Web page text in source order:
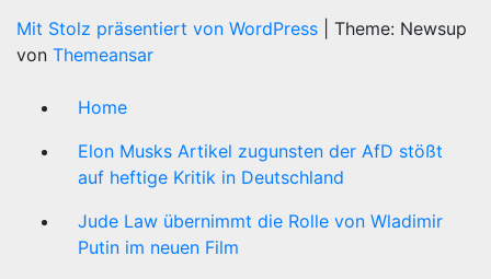
Mit Stolz präsentiert von WordPress
Theme: Newsup
von Themeansar
Home
Elon Musks Artikel zugunsten der AfD stößt
auf heftige Kritik in Deutschland
Jude Law übernimmt die Rolle von Wladimir
Putin im neuen Film